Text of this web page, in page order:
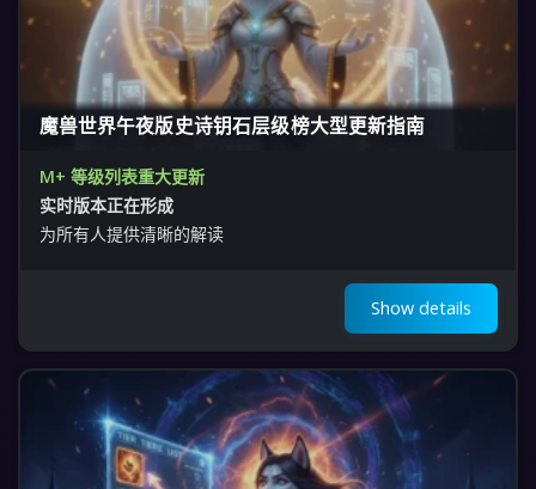
魔兽世界午夜版史诗钥石层级榜大型更新指南
M+ 等级列表重大更新
实时版本正在形成
为所有人提供清晰的解读
Show details